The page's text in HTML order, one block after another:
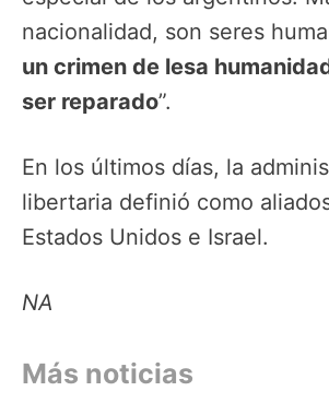
nacionalidad, son seres
un crimen de lesa
ser reparado”.
En los últimos días, la
libertaria definió como
Estados Unidos e Israel.
NA
Más noticias